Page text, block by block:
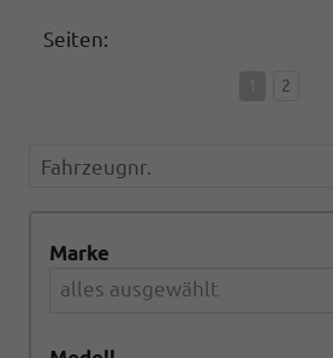
Seiten:
2
Fahrzeugnr.
Marke
alles ausgewählt